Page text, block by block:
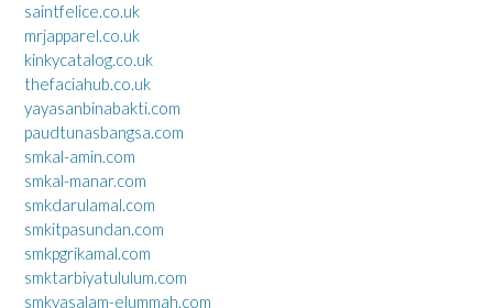
saintfelice.co.uk
mrjapparel.co.uk
kinkycatalog.co.uk
thefaciahub.co.uk
yayasanbinabakti.com
paudtunasbangsa.com
smkal-amin.com
smkal-manar.com
smkdarulamal.com
smkitpasundan.com
smkpgrikamal.com
smktarbiyatululum.com
smkyasalam-elummah.com